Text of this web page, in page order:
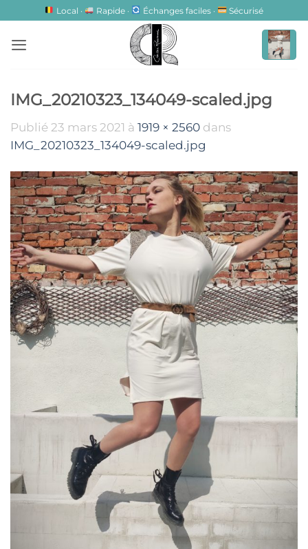
contenu
Local · Rapide · Échanges faciles · Sécurisé
IMG_20210323_134049-scaled.jpg
Publié 23 mars 2021 à 1919 × 2560 dans
IMG_20210323_134049-scaled.jpg